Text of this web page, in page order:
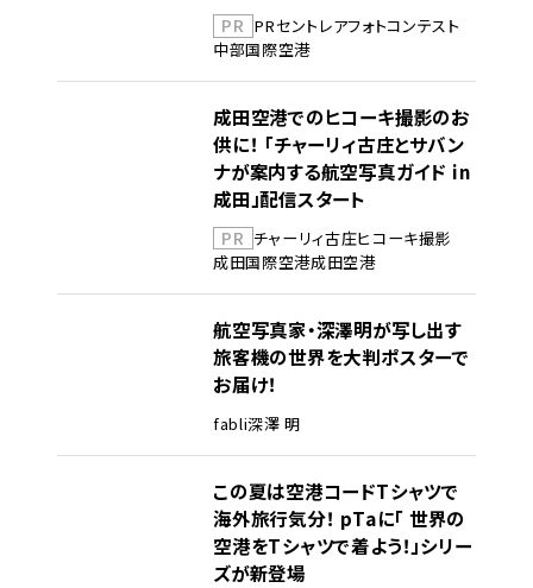
PR PRセントレアフォトコンテスト
中部国際空港
成田空港でのヒコーキ撮影のお
供に！ 「チャーリィ古庄とサバン
ナが案内する航空写真ガイド in
成田」配信スタート
PR チャーリィ古庄ヒコーキ撮影
成田国際空港成田空港
航空写真家・深澤明が写し出す
旅客機の世界を大判ポスターで
お届け！
fabli深澤 明
この夏は空港コードTシャツで
海外旅行気分！ pTaに「 世界の
空港をTシャツで着よう！」シリー
ズが新登場